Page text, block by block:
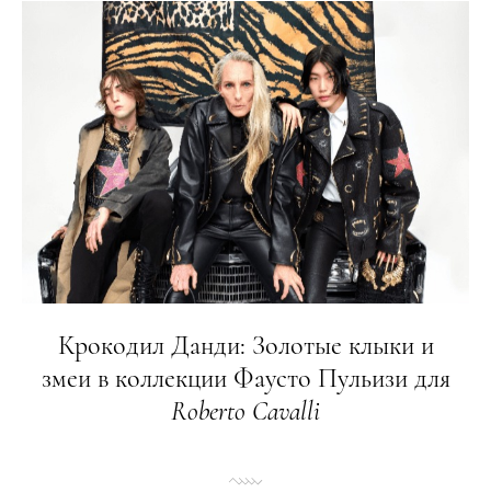
Крокодил Данди: Золотые клыки и
змеи в коллекции Фаусто Пульизи для
Roberto Cavalli